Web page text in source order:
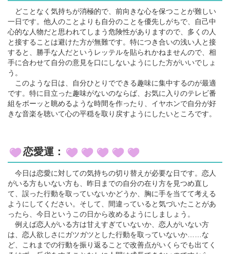
どことなく気持ちが消極的で、前向きな心を保つことが難しい
一日です。他人のことよりも自分のことを優先しがちで、自己中
心的な人物だと思われてしまう危険性がありますので、多くの人
と接することは避けた方が無難です。特につき合いの浅い人と接
すると、勝手な人だというレッテルを貼られかねませんので、相
手に合わせて自分の意見を口にしないようにした方がいいでしょ
う。
このような日は、自分ひとりでできる趣味に集中するのが最適
です。特に目立った趣味がないのならば、お気に入りのテレビ番
組をボーッと眺めるような時間を作ったり、イヤホンで自分が好
きな音楽を聴いて心の平穏を取り戻すようにしたいところです。
恋愛運：
今日は恋愛に対しての気持ちの切り替えが必要な日です。恋人
がいる方もいない方も、昨日までの自分の在り方を見つめ直し
て、誤った行動を取っていないかどうか、胸に手を当てて考える
ようにしてください。そして、間違っていると気づいたことがあ
ったら、今日というこの日から改めるようにしましょう。
例えば恋人がいる方は甘えすぎていないか、恋人がいない方
は、恋人欲しさにガツガツとした行動を取っていないか……な
ど、これまでの行動を振り返ることで改善点がいくらでも出てく